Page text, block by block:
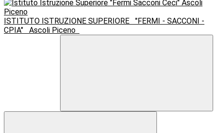
ISTITUTO ISTRUZIONE SUPERIORE
"FERMI - SACCONI -
CPIA"
Ascoli Piceno